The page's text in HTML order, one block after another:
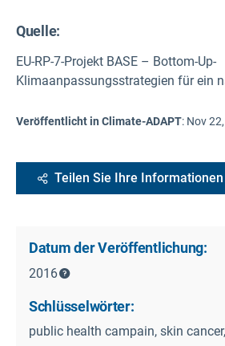
Quelle:
EU-RP-7-Projekt BASE – Bottom-Up-
Klimaanpassungsstrategien für ein
Veröffentlicht in Climate-ADAPT: Nov
Teilen Sie Ihre Informationen
Datum der Veröffentlichung:
2016
Schlüsselwörter:
public health campain, skin